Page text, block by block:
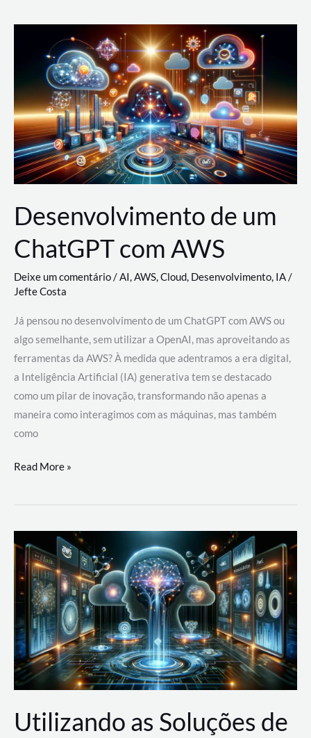
Nuvem:
Google
Cloud,
AWS
e
Azure
Desenvolvimento de um
ChatGPT com AWS
Deixe um comentário/AI,AWS,Cloud, Desenvolvimento, IA/
Jefte Costa
Já pensou no desenvolvimento de um ChatGPT com AWS ou
algo semelhante, sem utilizar a OpenAI, mas aproveitando as
ferramentas da AWS? À medida que adentramos a era digital,
a Inteligência Artificial (IA) generativa tem se destacado
como um pilar de inovação, transformando não apenas a
maneira como interagimos com as máquinas, mas também
como
Desenvolvimento
um
com
AWS
Read More »
Utilizando as Soluções de